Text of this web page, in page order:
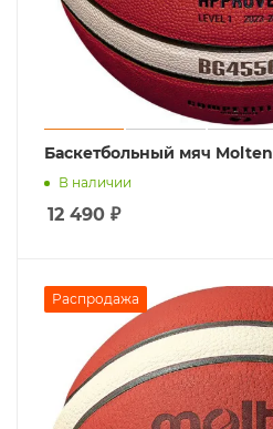
Баскетбольный мяч
В наличии
12 490 ₽
Распродажа